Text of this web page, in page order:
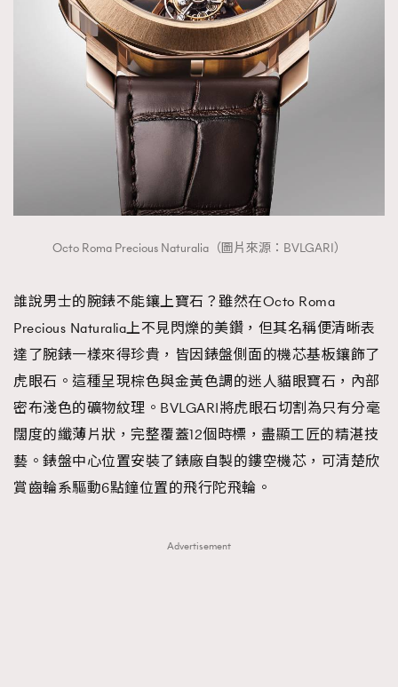
Octo Roma Precious Naturalia（圖片來源：BVLGARI）
誰說男士的腕錶不能鑲上寶石？雖然在Octo Roma
Precious Naturalia上不見閃爍的美鑽，但其名稱便清晰表
達了腕錶一樣來得珍貴，皆因錶盤側面的機芯基板鑲飾了
虎眼石。這種呈現棕色與金黃色調的迷人貓眼寶石，內部
密布淺色的礦物紋理。BVLGARI將虎眼石切割為只有分毫
闊度的纖薄片狀，完整覆蓋12個時標，盡顯工匠的精湛技
藝。錶盤中心位置安裝了錶廠自製的鏤空機芯，可清楚欣
賞齒輪系驅動6點鐘位置的飛行陀飛輪。
Advertisement